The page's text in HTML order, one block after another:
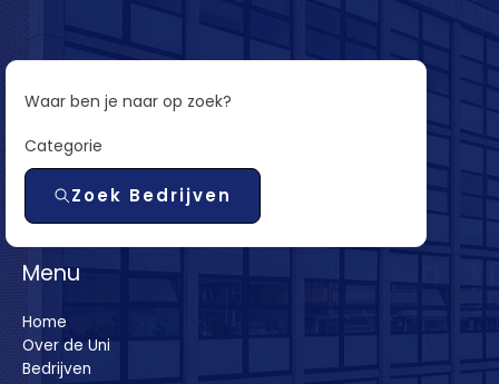
Waar ben je naar op zoek?
Categorie
Zoek Bedrijven
Menu
Home
Over de Uni
Bedrijven